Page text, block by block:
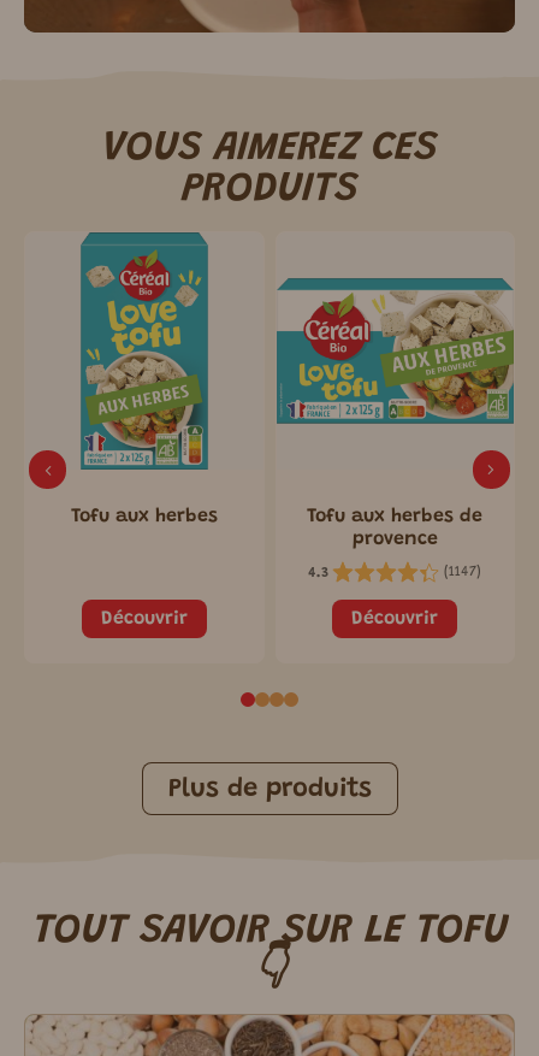
VOUS AIMEREZ CES
PRODUITS
Tofu aux herbes
Découvrir
Tofu aux herbes de
provence
4.3 (1147)
Découvrir
Plus de produits
TOUT SAVOIR SUR LE TOFU
👇